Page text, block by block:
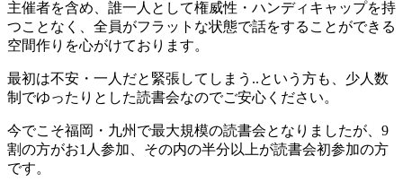
主催者を含め、誰一人として権威性・ハンディキャップを持
つことなく、全員がフラットな状態で話をすることができる
空間作りを心がけております。
最初は不安・一人だと緊張してしまう..という方も、少人数
制でゆったりとした読書会なのでご安心ください。
今でこそ福岡・九州で最大規模の読書会となりましたが、9
割の方がお1人参加、その内の半分以上が読書会初参加の方
です。